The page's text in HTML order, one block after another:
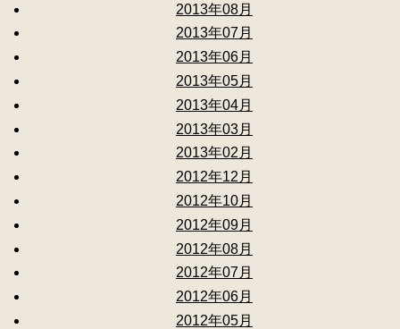
2013年08月
2013年07月
2013年06月
2013年05月
2013年04月
2013年03月
2013年02月
2012年12月
2012年10月
2012年09月
2012年08月
2012年07月
2012年06月
2012年05月